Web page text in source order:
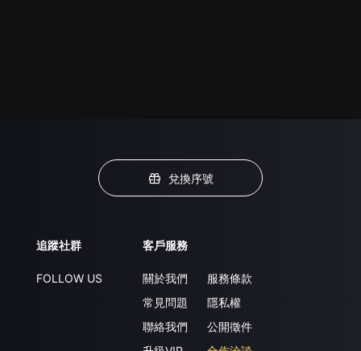
兌換序號
追蹤社群
FOLLOW US
客戶服務
關於我們
常見問題
聯絡我們
服務條款
隱私權
公開徵件